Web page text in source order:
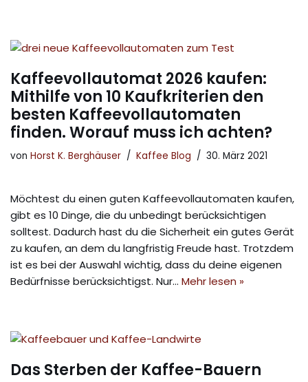
Kaffeevollautomat 2026 kaufen:
Mithilfe von 10 Kaufkriterien den
besten Kaffeevollautomaten
finden. Worauf muss ich achten?
von Horst K. Berghäuser Kaffee Blog 30. März 2021
Möchtest du einen guten Kaffeevollautomaten kaufen,
gibt es 10 Dinge, die du unbedingt berücksichtigen
solltest. Dadurch hast du die Sicherheit ein gutes Gerät
zu kaufen, an dem du langfristig Freude hast. Trotzdem
ist es bei der Auswahl wichtig, dass du deine eigenen
Bedürfnisse berücksichtigst. Nur… Mehr lesen »
Das Sterben der Kaffee-Bauern